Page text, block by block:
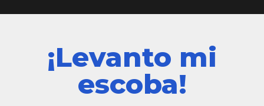
¡Levanto mi
escoba!